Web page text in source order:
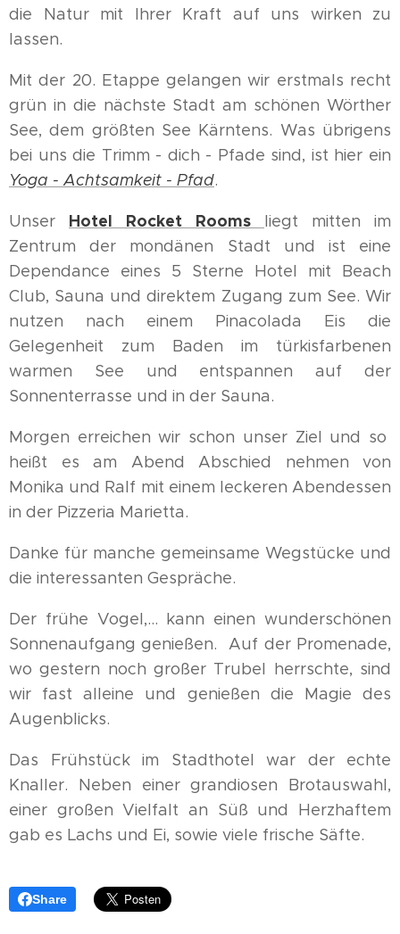
die Natur mit Ihrer Kraft auf uns wirken zu
lassen.
Mit der 20. Etappe gelangen wir erstmals recht
grün in die nächste Stadt am schönen Wörther
See, dem größten See Kärntens. Was übrigens
bei uns die Trimm - dich - Pfade sind, ist hier ein
Yoga - Achtsamkeit - Pfad.
Unser Hotel Rocket Rooms liegt mitten im
Zentrum der mondänen Stadt und ist eine
Dependance eines 5 Sterne Hotel mit Beach
Club, Sauna und direktem Zugang zum See. Wir
nutzen nach einem Pinacolada Eis die
Gelegenheit zum Baden im türkisfarbenen
warmen See und entspannen auf der
Sonnenterrasse und in der Sauna.
Morgen erreichen wir schon unser Ziel und so
heißt es am Abend Abschied nehmen von
Monika und Ralf mit einem leckeren Abendessen
in der Pizzeria Marietta.
Danke für manche gemeinsame Wegstücke und
die interessanten Gespräche.
Der frühe Vogel,... kann einen wunderschönen
Sonnenaufgang genießen. Auf der Promenade,
wo gestern noch großer Trubel herrschte, sind
wir fast alleine und genießen die Magie des
Augenblicks.
Das Frühstück im Stadthotel war der echte
Knaller. Neben einer grandiosen Brotauswahl,
einer großen Vielfalt an Süß und Herzhaftem
gab es Lachs und Ei, sowie viele frische Säfte.
Share